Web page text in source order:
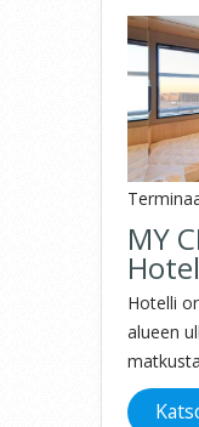
MY
Hotel
Hotelli
alueen